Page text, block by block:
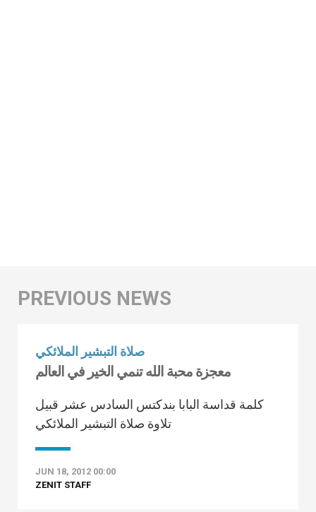
صلاة التبشير الملائكي
معجزة محبة الله تنمي الخير في العالم
كلمة قداسة البابا بندكتس السادس عشر قبيل
تلاوة صلاة التبشير الملائكي
JUN 18, 2012 00:00
ZENIT STAFF